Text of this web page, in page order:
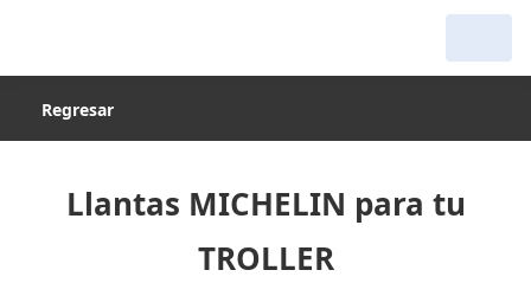
Regresar
Llantas MICHELIN para tu
TROLLER